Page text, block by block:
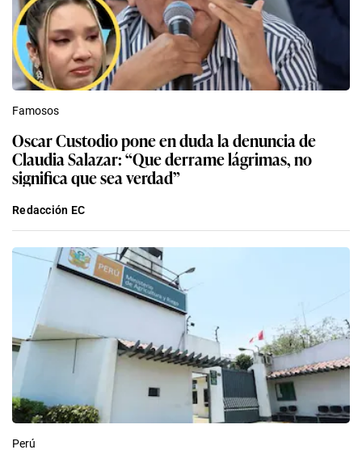
Famosos
Oscar Custodio pone en duda la denuncia de
Claudia Salazar: “Que derrame lágrimas, no
significa que sea verdad”
Redacción EC
Perú